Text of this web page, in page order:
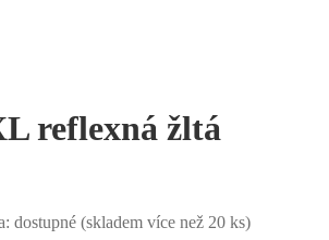
reflexná žltá
dostupné (skladem více než 20 ks)